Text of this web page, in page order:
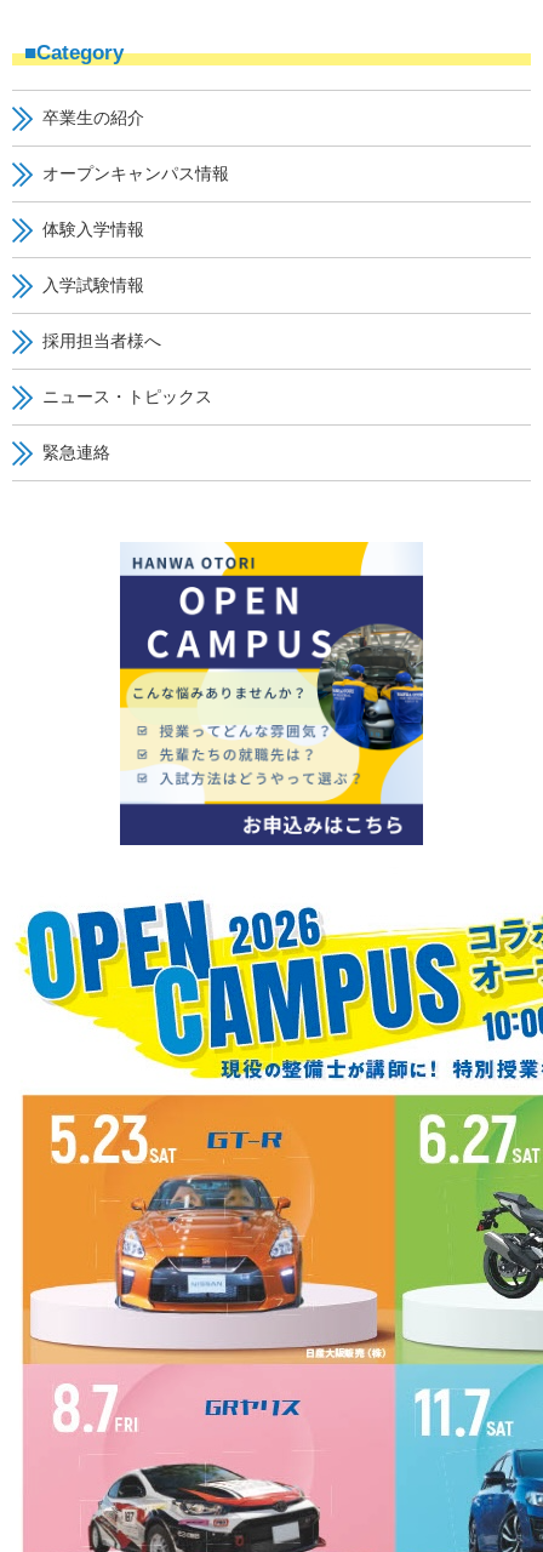
■Category
卒業生の紹介
オープンキャンパス情報
体験入学情報
入学試験情報
採用担当者様へ
ニュース・トピックス
緊急連絡